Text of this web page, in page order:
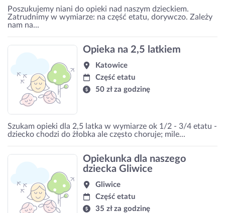
Poszukujemy niani do opieki nad naszym dzieckiem.
Zatrudnimy w wymiarze: na część etatu, dorywczo. Zależy
nam na...
Opieka na 2,5 latkiem
Katowice
Część etatu
50 zł za godzinę
Szukam opieki dla 2,5 latka w wymiarze ok 1/2 - 3/4 etatu -
dziecko chodzi do żłobka ale często choruje; mile...
Opiekunka dla naszego
dziecka Gliwice
Gliwice
Część etatu
35 zł za godzinę